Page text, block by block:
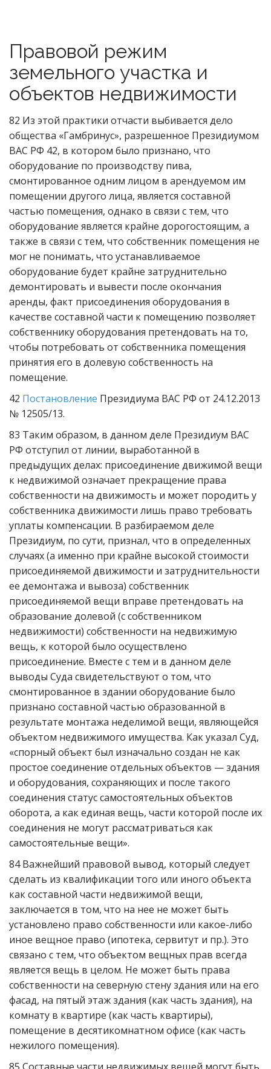
Правовой режим
земельного участка и
объектов недвижимости
82 Из этой практики отчасти выбивается дело
общества «Гамбринус», разрешенное Президиумом
ВАС РФ 42, в котором было признано, что
оборудование по производству пива,
смонтированное одним лицом в арендуемом им
помещении другого лица, является составной
частью помещения, однако в связи с тем, что
оборудование является крайне дорогостоящим, а
также в связи с тем, что собственник помещения не
мог не понимать, что устанавливаемое
оборудование будет крайне затруднительно
демонтировать и вывести после окончания
аренды, факт присоединения оборудования в
качестве составной части к помещению позволяет
собственнику оборудования претендовать на то,
чтобы потребовать от собственника помещения
принятия его в долевую собственность на
помещение.
42 Постановление Президиума ВАС РФ от 24.12.2013
№ 12505/13.
83 Таким образом, в данном деле Президиум ВАС
РФ отступил от линии, выработанной в
предыдущих делах: присоединение движимой вещи
к недвижимой означает прекращение права
собственности на движимость и может породить у
собственника движимости лишь право требовать
уплаты компенсации. В разбираемом деле
Президиум, по сути, признал, что в определенных
случаях (а именно при крайне высокой стоимости
присоединяемой движимости и затруднительности
ее демонтажа и вывоза) собственник
присоединяемой вещи вправе претендовать на
образование долевой (с собственником
недвижимости) собственности на недвижимую
вещь, к которой было осуществлено
присоединение. Вместе с тем и в данном деле
выводы Суда свидетельствуют о том, что
смонтированное в здании оборудование было
признано составной частью образованной в
результате монтажа неделимой вещи, являющейся
объектом недвижимого имущества. Как указал Суд,
«спорный объект был изначально создан не как
простое соединение отдельных объектов — здания
и оборудования, сохраняющих и после такого
соединения статус самостоятельных объектов
оборота, а как единая вещь, части которой после их
соединения не могут рассматриваться как
самостоятельные вещи».
84 Важнейший правовой вывод, который следует
сделать из квалификации того или иного объекта
как составной части недвижимой вещи,
заключается в том, что на нее не может быть
установлено право собственности или какое-либо
иное вещное право (ипотека, сервитут и пр.). Это
связано с тем, что объектом вещных прав всегда
является вещь в целом. Не может быть права
собственности на северную стену здания или на его
фасад, на пятый этаж здания (как часть здания), на
комнату в квартире (как часть квартиры),
помещение в десятикомнатном офисе (как часть
нежилого помещения).